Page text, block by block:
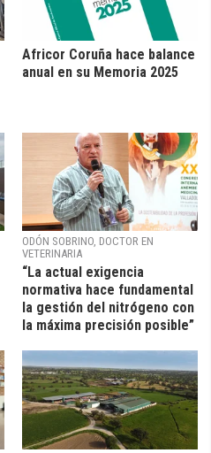
Africor Coruña hace balance
anual en su Memoria 2025
ODÓN SOBRINO, DOCTOR EN
VETERINARIA
“La actual exigencia
normativa hace fundamental
la gestión del nitrógeno con
la máxima precisión posible”